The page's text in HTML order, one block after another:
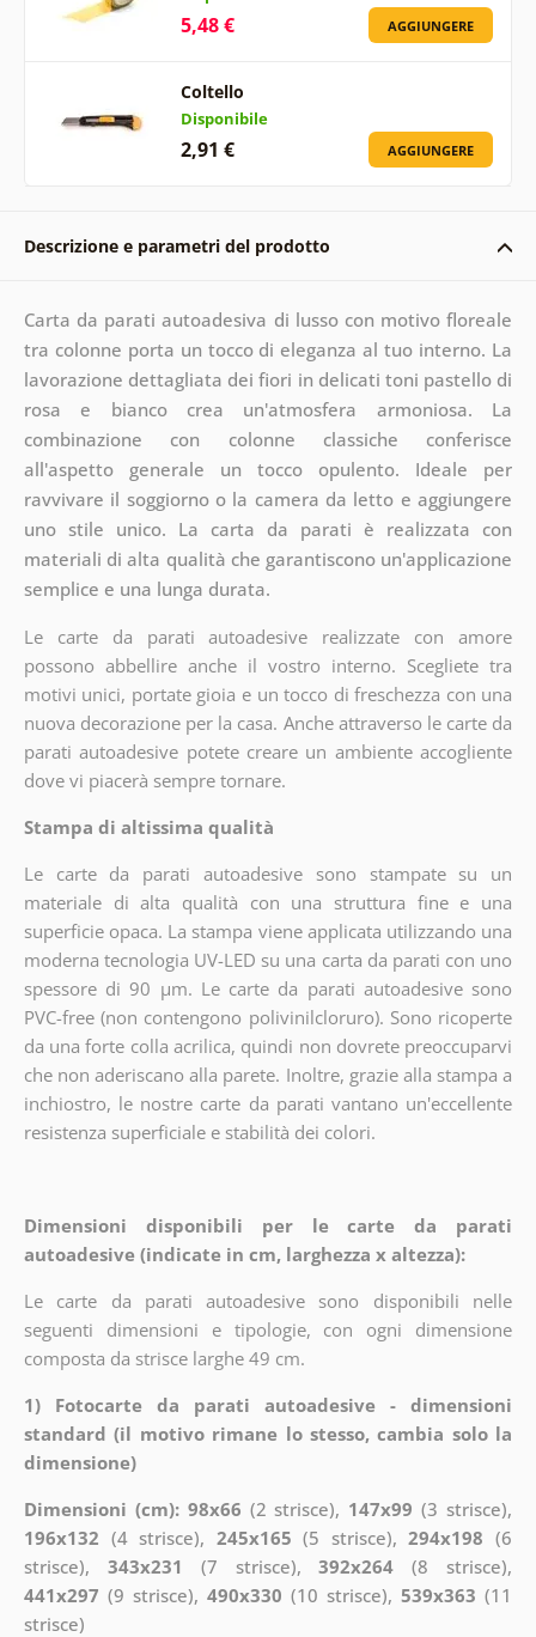
5,48 € AGGIUNGERE
Coltello
Disponibile
2,91 € AGGIUNGERE
Descrizione e parametri del prodotto
Carta da parati autoadesiva di lusso con motivo floreale
tra colonne porta un tocco di eleganza al tuo interno. La
lavorazione dettagliata dei fiori in delicati toni pastello di
rosa e bianco crea un'atmosfera armoniosa. La
combinazione con colonne classiche conferisce
all'aspetto generale un tocco opulento. Ideale per
ravvivare il soggiorno o la camera da letto e aggiungere
uno stile unico. La carta da parati è realizzata con
materiali di alta qualità che garantiscono un'applicazione
semplice e una lunga durata.
Le carte da parati autoadesive realizzate con amore
possono abbellire anche il vostro interno. Scegliete tra
motivi unici, portate gioia e un tocco di freschezza con una
nuova decorazione per la casa. Anche attraverso le carte da
parati autoadesive potete creare un ambiente accogliente
dove vi piacerà sempre tornare.
Stampa di altissima qualità
Le carte da parati autoadesive sono stampate su un
materiale di alta qualità con una struttura fine e una
superficie opaca. La stampa viene applicata utilizzando una
moderna tecnologia UV-LED su una carta da parati con uno
spessore di 90 µm. Le carte da parati autoadesive sono
PVC-free (non contengono polivinilcloruro). Sono ricoperte
da una forte colla acrilica, quindi non dovrete preoccuparvi
che non aderiscano alla parete. Inoltre, grazie alla stampa a
inchiostro, le nostre carte da parati vantano un'eccellente
resistenza superficiale e stabilità dei colori.
Dimensioni disponibili per le carte da parati
autoadesive (indicate in cm, larghezza x altezza):
Le carte da parati autoadesive sono disponibili nelle
seguenti dimensioni e tipologie, con ogni dimensione
composta da strisce larghe 49 cm.
1) Fotocarte da parati autoadesive - dimensioni
standard (il motivo rimane lo stesso, cambia solo la
dimensione)
Dimensioni (cm): 98x66 (2 strisce), 147x99 (3 strisce),
196x132 (4 strisce), 245x165 (5 strisce),294x198 (6
strisce), 343x231 (7 strisce),392x264 (8 strisce),
441x297 (9 strisce), 490x330 (10 strisce),539x363 (11
strisce)